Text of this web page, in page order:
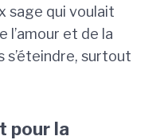
sage qui voulait
l’amour et de la
surtout
pour la